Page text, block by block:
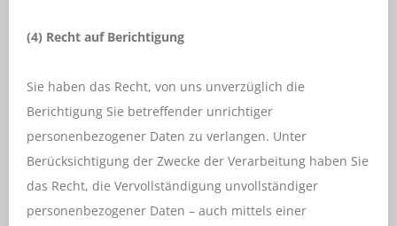
(4) Recht auf Berichtigung
Sie haben das Recht, von uns unverzüglich die
Berichtigung Sie betreffender unrichtiger
personenbezogener Daten zu verlangen. Unter
Berücksichtigung der Zwecke der Verarbeitung haben Sie
das Recht, die Vervollständigung unvollständiger
personenbezogener Daten – auch mittels einer